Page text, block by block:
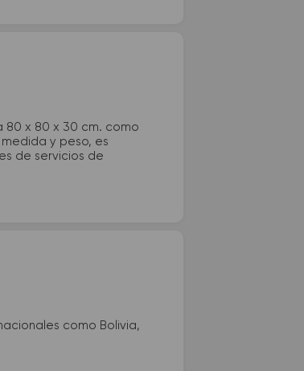
80 x 80 x 30 cm. como
y peso, es
de servicios de
como Bolivia,